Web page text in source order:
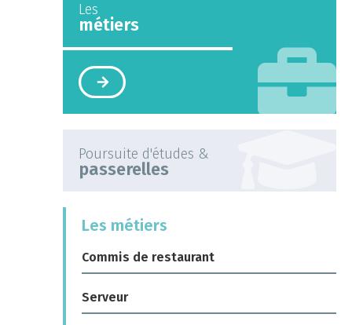
Les
métiers
Poursuite d'études &
passerelles
Les métiers
Commis de restaurant
Serveur